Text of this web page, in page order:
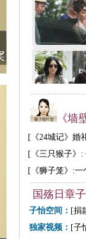
《墙
[《24城记》婚
[ 《三只猴子》
[ 《狮子笼》:
国殇日章
子怡空间： [捐
独家视频： [子